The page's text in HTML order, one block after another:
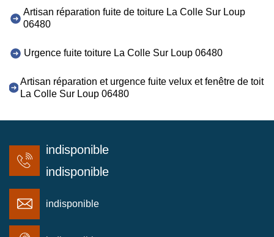
Artisan réparation fuite de toiture La Colle Sur Loup
06480
Urgence fuite toiture La Colle Sur Loup 06480
Artisan réparation et urgence fuite velux et fenêtre de toit
La Colle Sur Loup 06480
indisponible
indisponible
indisponible